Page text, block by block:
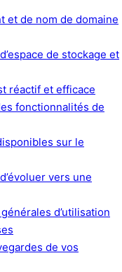
et de nom de domaine
de stockage et
réactif et efficace
fonctionnalités de
sur le
vers une
d’utilisation
de vos